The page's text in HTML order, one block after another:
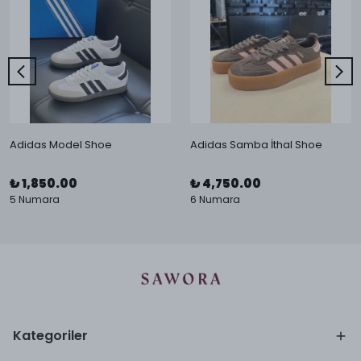
Adidas Model Shoe
₺ 1,850.00
5 Numara
Adidas Samba İthal Shoe
₺ 4,750.00
6 Numara
Kategoriler